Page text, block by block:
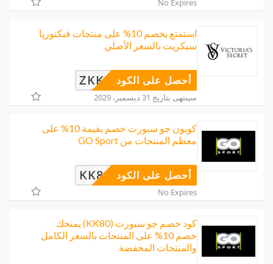
No Expires
استمتع بخصم 10% على منتجات فيكتوريا
سيكريت بالسعر الأصلي
ZKKI أحصل على الكود
سينتهى بتاريخ 31 ديسمبر، 2029
كوبون جو سبورت خصم بقيمة 10% على
معظم المنتجات من GO Sport
KK80 أحصل على الكود
No Expires
كود خصم جو سبورت (KK80) يمنحك
خصم 10% على المنتجات بالسعر الكامل
والمنتجات المخفضة